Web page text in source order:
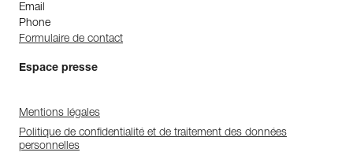
Email
Phone
Formulaire de contact
Espace presse
Mentions légales
Politique de confidentialité et de traitement des données
personnelles